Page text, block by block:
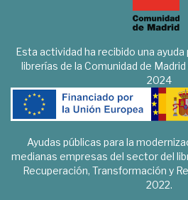
Esta actividad ha recibido una
librerías de la Comunidad de
2024
Ayudas públicas para la
medianas empresas del sector del
Recuperación, Transformación y
2022.